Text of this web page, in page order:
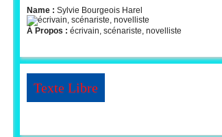
Name : Sylvie Bourgeois Harel
À Propos : écrivain, scénariste, novelliste
Texte Libre